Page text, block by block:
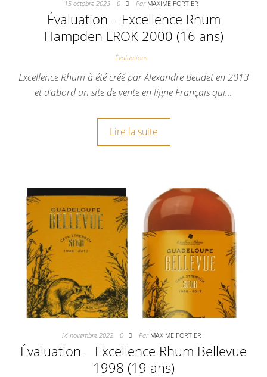
15 octobre 2023 0 Par MAXIME FORTIER
Évaluation – Excellence Rhum
Hampden LROK 2000 (16 ans)
Évaluations
Excellence Rhum à été créé par Alexandre Beudet en 2013
et d’abord un site de vente en ligne Français qui…
Lire la suite
14 novembre 2022 0 Par MAXIME FORTIER
Évaluation – Excellence Rhum Bellevue
1998 (19 ans)